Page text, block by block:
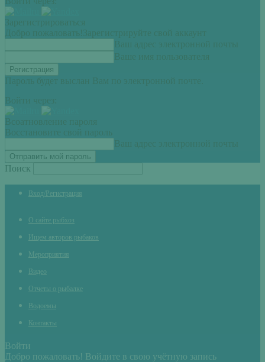
Зарегистрироваться
Добро пожаловать! Зарегистрируйте свой аккаунт
Ваш адрес электронной почты
Ваше имя пользователя
Пароль будет выслан Вам по электронной почте.
Войти через:
Всоатновление пароля
Восстановите свой пароль
Ваш адрес электронной почты
Поиск
Вход/Регистрация
О сайте рыбхоз
Ищем авторов рыбаков
Мероприятия
Видео
Отчеты о рыбалке
Водоемы
Контакты
Войти
Добро пожаловать! Войдите в свою учётную запись